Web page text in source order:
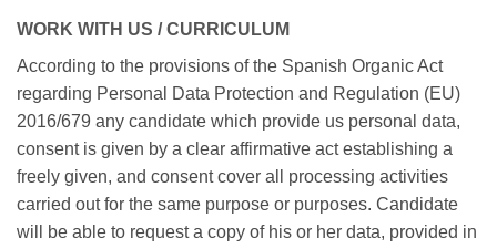
WORK WITH US / CURRICULUM
According to the provisions of the Spanish Organic Act
regarding Personal Data Protection and Regulation (EU)
2016/679 any candidate which provide us personal data,
consent is given by a clear affirmative act establishing a
freely given, and consent cover all processing activities
carried out for the same purpose or purposes. Candidate
will be able to request a copy of his or her data, provided in